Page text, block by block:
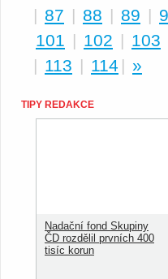
| 87 | 88 | 89 |
101 | 102 | 103
| 113 | 114 | »
TIPY REDAKCE
Nadační fond Skupiny
ČD rozdělil prvních 400
tisíc korun